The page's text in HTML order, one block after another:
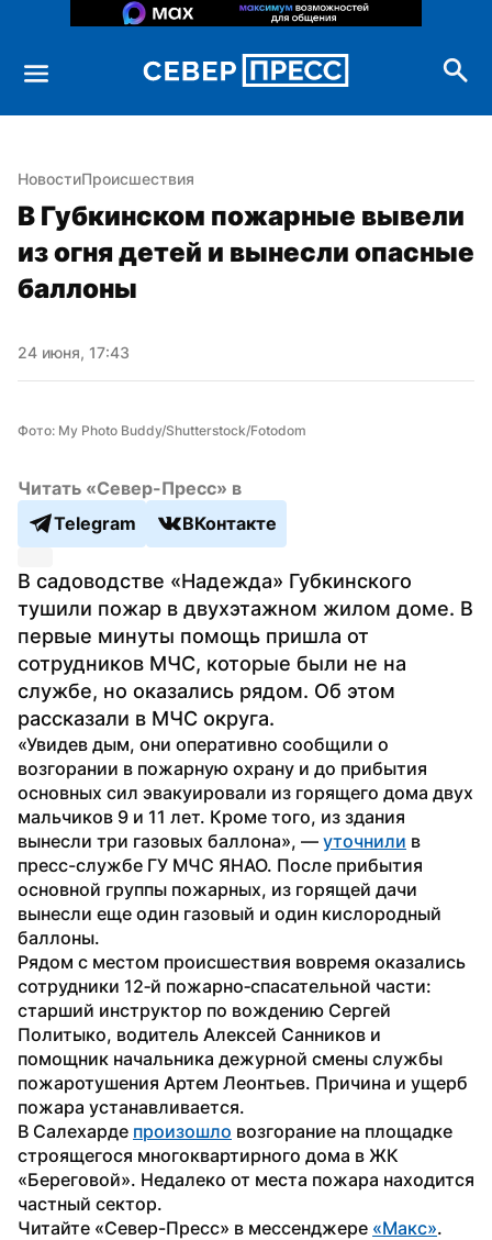
НовостиПроисшествия
В Губкинском пожарные вывели
из огня детей и вынесли опасные
баллоны
24 июня, 17:43
Фото: My Photo Buddy/Shutterstock/Fotodom
Читать «Север-Пресс» в
Telegram
ВКонтакте
В садоводстве «Надежда» Губкинского
тушили пожар в двухэтажном жилом доме. В
первые минуты помощь пришла от
сотрудников МЧС, которые были не на
службе, но оказались рядом. Об этом
рассказали в МЧС округа.
«Увидев дым, они оперативно сообщили о
возгорании в пожарную охрану и до прибытия
основных сил эвакуировали из горящего дома двух
мальчиков 9 и 11 лет. Кроме того, из здания
вынесли три газовых баллона», — уточнили в
пресс-службе ГУ МЧС ЯНАО. После прибытия
основной группы пожарных, из горящей дачи
вынесли еще один газовый и один кислородный
баллоны.
Рядом с местом происшествия вовремя оказались
сотрудники 12‑й пожарно‑спасательной части:
старший инструктор по вождению Сергей
Политыко, водитель Алексей Санников и
помощник начальника дежурной смены службы
пожаротушения Артем Леонтьев. Причина и ущерб
пожара устанавливается.
В Салехарде произошло возгорание на площадке
строящегося многоквартирного дома в ЖК
«Береговой». Недалеко от места пожара находится
частный сектор.
Читайте «Север-Пресс» в мессенджере «Макс».